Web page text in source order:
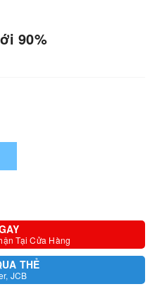
90%
Tại Cửa Hàng
THẺ
JCB